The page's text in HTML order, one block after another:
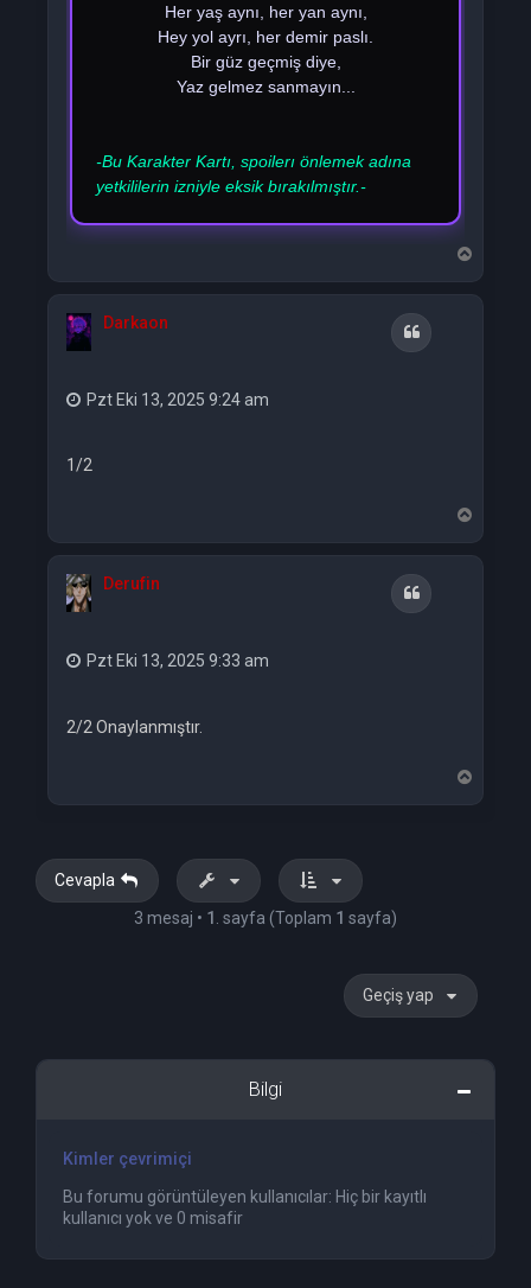
Her yaş aynı, her yan aynı,
Hey yol ayrı, her demir paslı.
Bir güz geçmiş diye,
Yaz gelmez sanmayın...
-Bu Karakter Kartı, spoilerı önlemek adına
yetkililerin izniyle eksik bırakılmıştır.-
a
Darkaon Alıntı
Pzt Eki 13, 2025 9:24 am
1/2
a
ş
Derufin Alıntı
Pzt Eki 13, 2025 9:33 am
2/2 Onaylanmıştır.
a
Cevapla
3 mesaj • 1 . sayfa (Toplam 1 sayfa)
Geçiş yap
Bilgi
Kimler çevrimiçi
Bu forumu görüntüleyen kullanıcılar: Hiç bir kayıtlı
kullanıcı yok ve 0 misafir